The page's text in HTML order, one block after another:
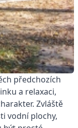
předchozích
a relaxaci,
Zvláště
vodní plochy,